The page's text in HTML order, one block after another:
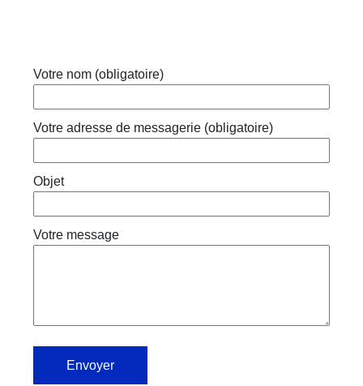
Votre nom (obligatoire)
Votre adresse de messagerie (obligatoire)
Objet
Votre message